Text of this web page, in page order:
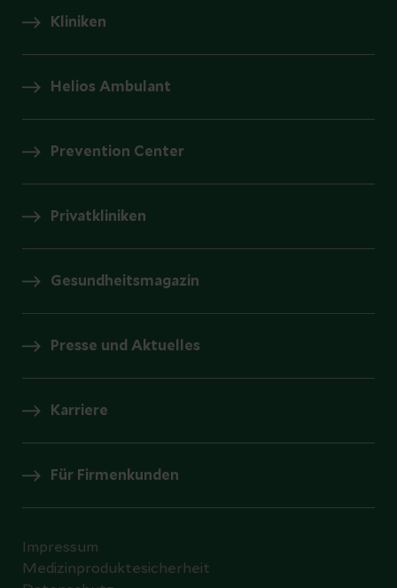
Kliniken
Helios Ambulant
Prevention Center
Privatkliniken
Gesundheitsmagazin
Presse und Aktuelles
Karriere
Für Firmenkunden
Impressum
Medizinproduktesicherheit